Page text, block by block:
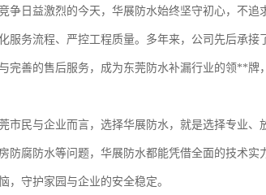
争日益激烈的今天，华展防水始终坚守初心，不
服务流程、严控工程质量。多年来，公司先后承
完善的售后服务，成为东莞防水补漏行业的领**牌
市民与企业而言，选择华展防水，就是选择专业
防腐防水等问题，华展防水都能凭借全面的技术
，守护家园与企业的安全稳定。